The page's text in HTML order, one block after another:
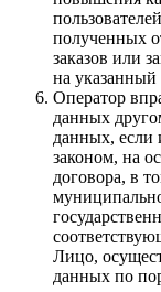
полученных
заказов или
на указанный
Оператор
данных
данных, если
законом, на
договора, в
Лицо,
данных по